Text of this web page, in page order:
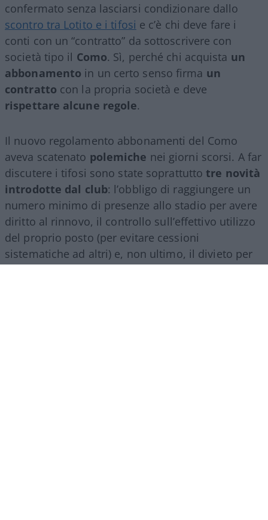
confermato senza lasciarsi condizionare dallo
scontro tra Lotito e i tifosi e c’è chi deve fare i
conti con un “contratto” da sottoscrivere con
società tipo il Como. Sì, perché chi acquista un
abbonamento in un certo senso firma un
contratto con la propria società e deve
rispettare alcune regole.
Il nuovo regolamento abbonamenti del Como
aveva scatenato polemiche nei giorni scorsi. A far
discutere i tifosi sono state soprattutto tre novità
introdotte dal club: l’obbligo di raggiungere un
numero minimo di presenze allo stadio per avere
diritto al rinnovo, il controllo sull’effettivo utilizzo
del proprio posto (per evitare cessioni
sistematiche ad altri) e, non ultimo, il divieto per